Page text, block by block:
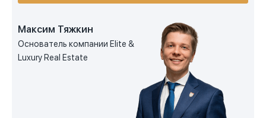
Максим Тяжкин
Основатель компании Elite &
Luxury Real Estate